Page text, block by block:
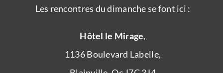
Les rencontres du dimanche se font ici :
Hôtel le Mirage,
1136 Boulevard Labelle,